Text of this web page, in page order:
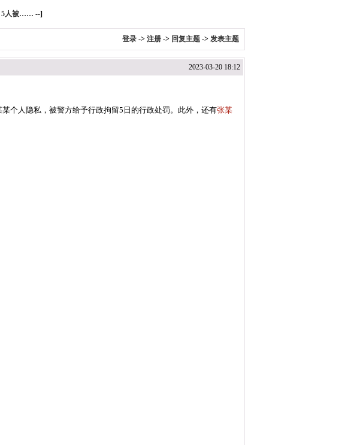
5人被…… --]
登录 -> 注册 -> 回复主题 -> 发表主题
2023-03-20 18:12
个人隐私，被警方给予行政拘留5日的行政处罚。此外，还有张某